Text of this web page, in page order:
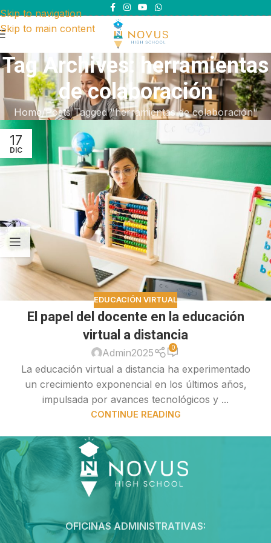
Skip to navigation
Skip to main content
Tag Archives: herramientas
de colaboración
Home Posts Tagged "herramientas de colaboración"
17
DIC
EDUCACIÓN VIRTUAL
El papel del docente en la educación
virtual a distancia
Admin2025 0
La educación virtual a distancia ha experimentado
un crecimiento exponencial en los últimos años,
impulsada por avances tecnológicos y ...
CONTINUE READING
OFICINAS ADMINISTRATIVAS: